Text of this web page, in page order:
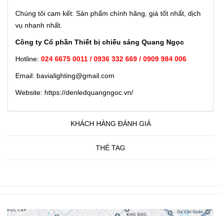
Chúng tôi cam kết: Sản phẩm chính hãng, giá tốt nhất, dịch
vụ nhanh nhất.
Công ty Cổ phần Thiết bị chiếu sáng Quang Ngọc
Hotline: 024 6675 0011 / 0936 332 669 / 0909 984 006
Email: bavialighting@gmail.com
Website: https://denledquangngoc.vn/
KHÁCH HÀNG ĐÁNH GIÁ
THẺ TAG